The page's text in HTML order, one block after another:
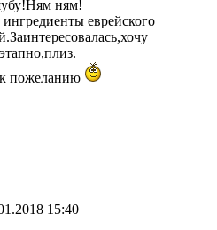
ням!
ингредиенты еврейского
пожеланию
15:40